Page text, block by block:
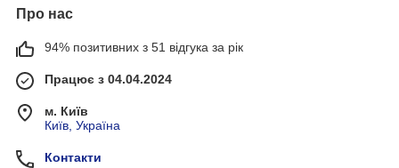
Про нас
94% позитивних з 51 відгука за рік
Працює з 04.04.2024
м. Київ
Київ, Україна
Контакти